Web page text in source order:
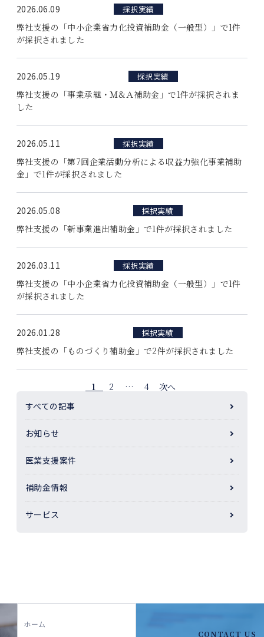
2026.06.09 採択実績
弊社支援の「中小企業省力化投資補助金（一般型）」で1件
が採択されました
2026.05.19 採択実績
弊社支援の「事業承継・Ｍ&Ａ補助金」で1件が採択されま
した
2026.05.11 採択実績
弊社支援の「第7回企業活動分析による収益力強化事業補助
金」で1件が採択されました
2026.05.08 採択実績
弊社支援の「新事業進出補助金」で1件が採択されました
2026.03.11 採択実績
弊社支援の「中小企業省力化投資補助金（一般型）」で1件
が採択されました
2026.01.28 採択実績
弊社支援の「ものづくり補助金」で2件が採択されました
1 2 … 4
次へ
すべての記事
お知らせ
医業支援案件
補助金情報
サービス
ホーム
CONTACT US